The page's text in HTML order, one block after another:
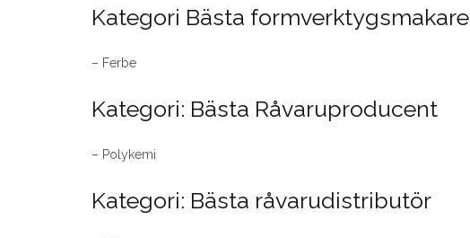
Kategori Bästa formverktygsmakare
– Ferbe
Kategori: Bästa Råvaruproducent
– Polykemi
Kategori: Bästa råvarudistributör